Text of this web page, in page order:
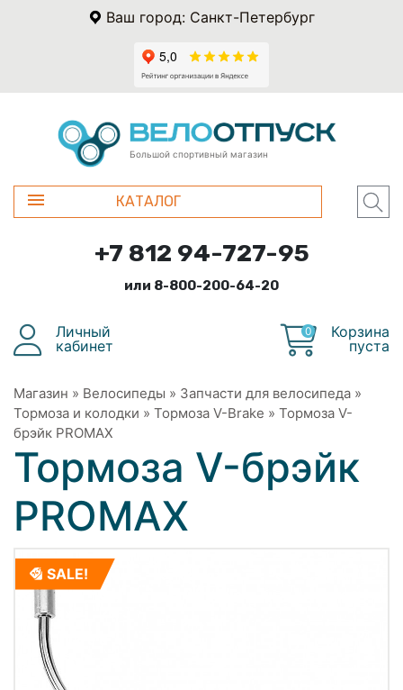
Ваш город: Санкт-Петербург
Большой спортивный магазин
КАТАЛОГ
+7 812 94-727-95
или 8-800-200-64-20
Личный
кабинет
0
Корзина
пуста
Магазин » Велосипеды » Запчасти для велосипеда »
Тормоза и колодки » Тормоза V-Brake » Тормоза V-
брэйк PROMAX
Тормоза V-брэйк
PROMAX
SALE!